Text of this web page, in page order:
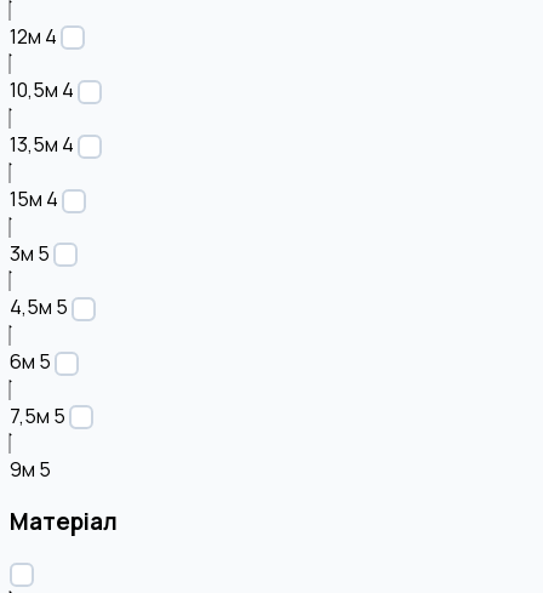
12м 4
10,5м 4
13,5м 4
15м 4
3м 5
4,5м 5
6м 5
7,5м 5
9м 5
Матеріал